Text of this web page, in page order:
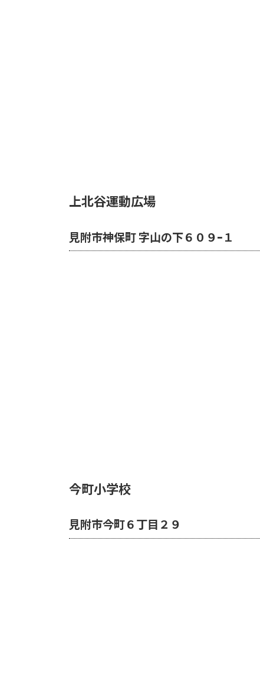
上北谷運動広場
見附市神保町 字山の下６０９ｰ１
今町小学校
見附市今町６丁目２９